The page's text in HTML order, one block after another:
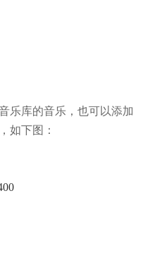
乐库的音乐，也可以添加
如下图：